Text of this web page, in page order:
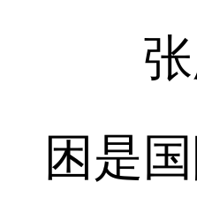
张庆
困是